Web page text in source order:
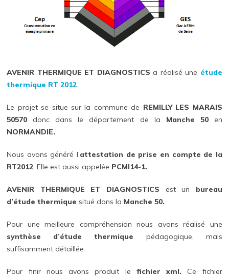
AVENIR THERMIQUE ET DIAGNOSTICS a réalisé une étude
thermique RT 2012.
Le projet se situe sur la commune de REMILLY LES MARAIS
50570donc dans le département de la Manche 50 en
NORMANDIE.
Nous avons généré l’attestation de prise en compte de la
RT2012. Elle est aussi appelée PCMI14-1.
AVENIR THERMIQUE ET DIAGNOSTICS est un bureau
d’étude thermique situé dans la Manche 50.
Pour une meilleure compréhension nous avons réalisé une
synthèse d’étude thermique pédagogique, mais
suffisamment détaillée.
Pour finir nous avons produit le fichier xml. Ce fichier